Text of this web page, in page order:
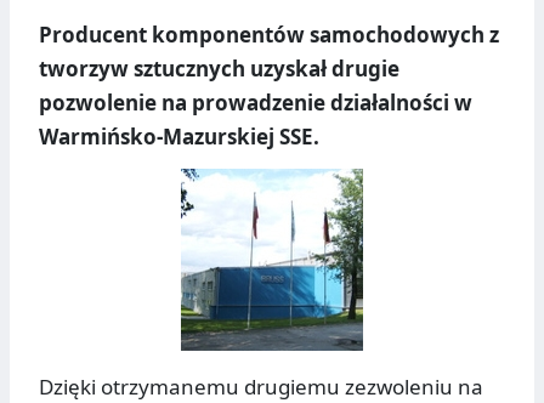
Producent komponentów samochodowych z
tworzyw sztucznych uzyskał drugie
pozwolenie na prowadzenie działalności w
Warmińsko-Mazurskiej SSE.
Dzięki otrzymanemu drugiemu zezwoleniu na